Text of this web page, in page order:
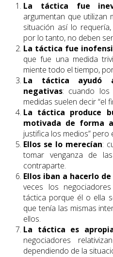
La táctica fue
argumentan que utilizan
situación así lo
por lo tanto, no deben
La táctica fue
que fue una medida
miente todo el tiempo,
La táctica ayudó
negativas: cuando los
medidas suelen decir “el
La táctica produce
motivada de forma
justifica los medios”
Ellos se lo merecían:
tomar venganza de
contraparte.
Ellos iban a hacerlo
veces los
táctica porque él o ella
que tenía las mismas
ellos.
La táctica es
negociadores
dependiendo de la